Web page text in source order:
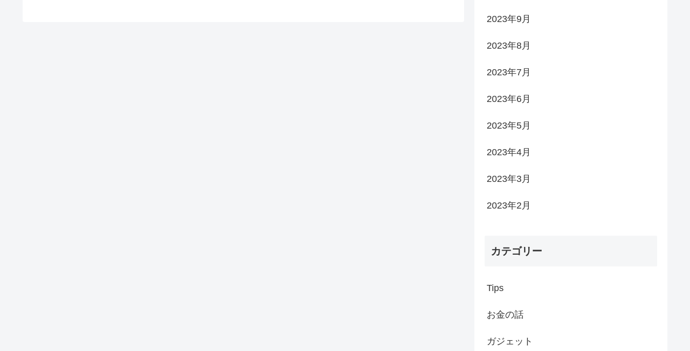
2023年9月
2023年8月
2023年7月
2023年6月
2023年5月
2023年4月
2023年3月
2023年2月
カテゴリー
Tips
お金の話
ガジェット